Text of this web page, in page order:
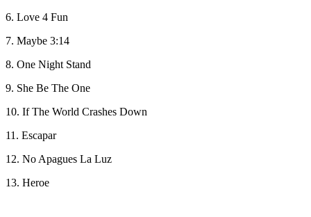
6. Love 4 Fun
7. Maybe 3:14
8. One Night Stand
9. She Be The One
10. If The World Crashes Down
11. Escapar
12. No Apagues La Luz
13. Heroe